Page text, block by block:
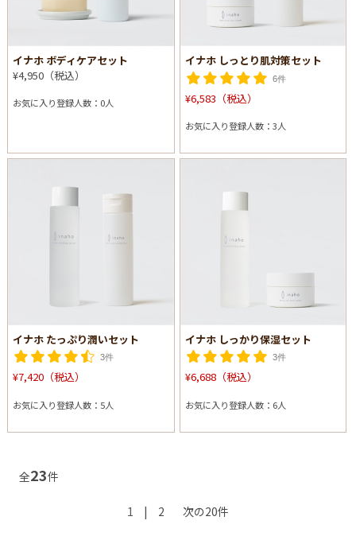
イナホ ボディケアセット
¥4,950（税込）
お気に入り登録人数：0人
イナホ しっとり肌対策セット
6件
¥6,583（税込）
お気に入り登録人数：3人
イナホ たっぷり潤いセット
3件
¥7,420（税込）
お気に入り登録人数：5人
イナホ しっかり保湿セット
3件
¥6,688（税込）
お気に入り登録人数：6人
全23件
1 | 2 次の20件